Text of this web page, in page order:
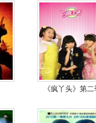
《疯丫头》第二